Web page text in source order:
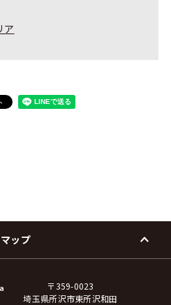
ア
ップ
〒359-0023
埼玉県所沢市東所沢和田